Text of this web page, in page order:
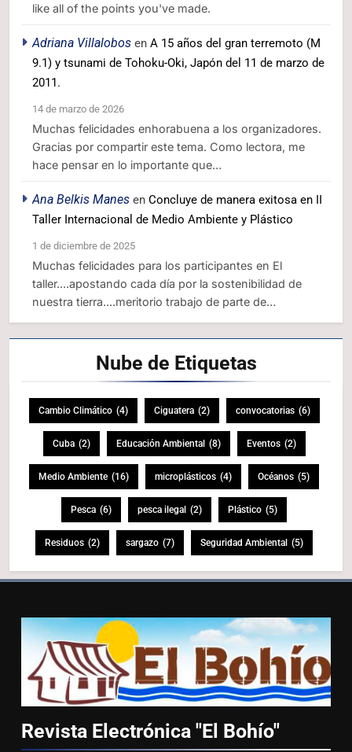
like all of the points you've made.
Adriana Villalobos en A 15 años del gran terremoto (M
9.1) y tsunami de Tohoku-Oki, Japón del 11 de marzo de
2011.
14 de marzo de 2026
Muchas felicidades enhorabuena a los organizadores.
Gracias por compartir este tema. Como lectora, me
hace pensar en lo importante que…
Ana Belkis Manes en Concluye de manera exitosa en II
Taller Internacional de Medio Ambiente y Plástico
1 de diciembre de 2025
Muchas felicidades para los participantes en El
taller....apostando cada día por la sostenibilidad de
nuestra tierra....meritorio trabajo de parte de…
Nube de Etiquetas
Cambio Climático (4) Ciguatera (2) convocatorias (6)
Cuba (2) Educación Ambiental (8) Eventos (2)
Medio Ambiente (16) microplásticos (4) Océanos (5)
Pesca (6) pesca ilegal (2) Plástico (5)
Residuos (2) sargazo (7) Seguridad Ambiental (5)
Revista Electrónica "El Bohío"